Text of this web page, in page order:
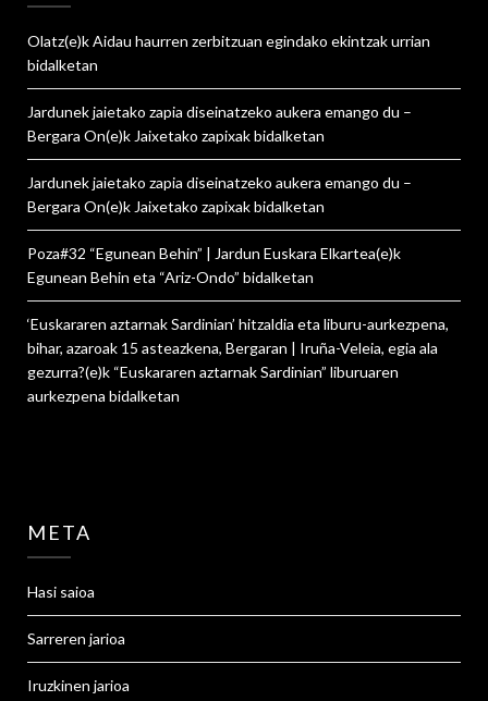
Olatz(e)kAidau haurren zerbitzuan egindako ekintzak urrian
bidalketan
Jardunek jaietako zapia diseinatzeko aukera emango du –
Bergara On(e)k Jaixetako zapixakbidalketan
Jardunek jaietako zapia diseinatzeko aukera emango du –
Bergara On(e)k Jaixetako zapixakbidalketan
Poza#32 “Egunean Behin” | Jardun Euskara Elkartea(e)k
Egunean Behin eta “Ariz-Ondo” bidalketan
‘Euskararen aztarnak Sardinian’ hitzaldia eta liburu-aurkezpena,
bihar, azaroak 15 asteazkena, Bergaran | Iruña-Veleia, egia ala
gezurra?(e)k “Euskararen aztarnak Sardinian” liburuaren
aurkezpena bidalketan
META
Hasi saioa
Sarreren jarioa
Iruzkinen jarioa